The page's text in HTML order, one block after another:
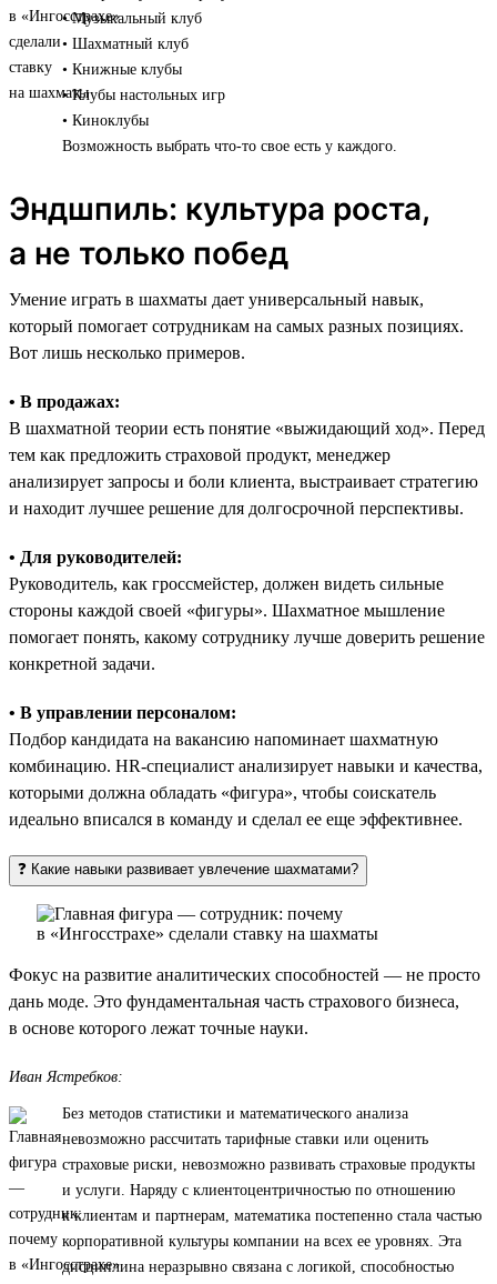
• Музыкальный клуб
• Шахматный клуб
• Книжные клубы
• Клубы настольных игр
• Киноклубы
Возможность выбрать что-то свое есть у каждого.
Эндшпиль: культура роста,
а не только побед
Умение играть в шахматы дает универсальный навык,
который помогает сотрудникам на самых разных позициях.
Вот лишь несколько примеров.
• В продажах:
В шахматной теории есть понятие «выжидающий ход». Перед
тем как предложить страховой продукт, менеджер
анализирует запросы и боли клиента, выстраивает стратегию
и находит лучшее решение для долгосрочной перспективы.
• Для руководителей:
Руководитель, как гроссмейстер, должен видеть сильные
стороны каждой своей «фигуры». Шахматное мышление
помогает понять, какому сотруднику лучше доверить решение
конкретной задачи.
• В управлении персоналом:
Подбор кандидата на вакансию напоминает шахматную
комбинацию. HR-специалист анализирует навыки и качества,
которыми должна обладать «фигура», чтобы соискатель
идеально вписался в команду и сделал ее еще эффективнее.
❓ Какие навыки развивает увлечение шахматами?
Фокус на развитие аналитических способностей — не просто
дань моде. Это фундаментальная часть страхового бизнеса,
в основе которого лежат точные науки.
Иван Ястребков:
Без методов статистики и математического анализа
невозможно рассчитать тарифные ставки или оценить
страховые риски, невозможно развивать страховые продукты
и услуги. Наряду с клиентоцентричностью по отношению
к клиентам и партнерам, математика постепенно стала частью
корпоративной культуры компании на всех ее уровнях. Эта
дисциплина неразрывно связана с логикой, способностью